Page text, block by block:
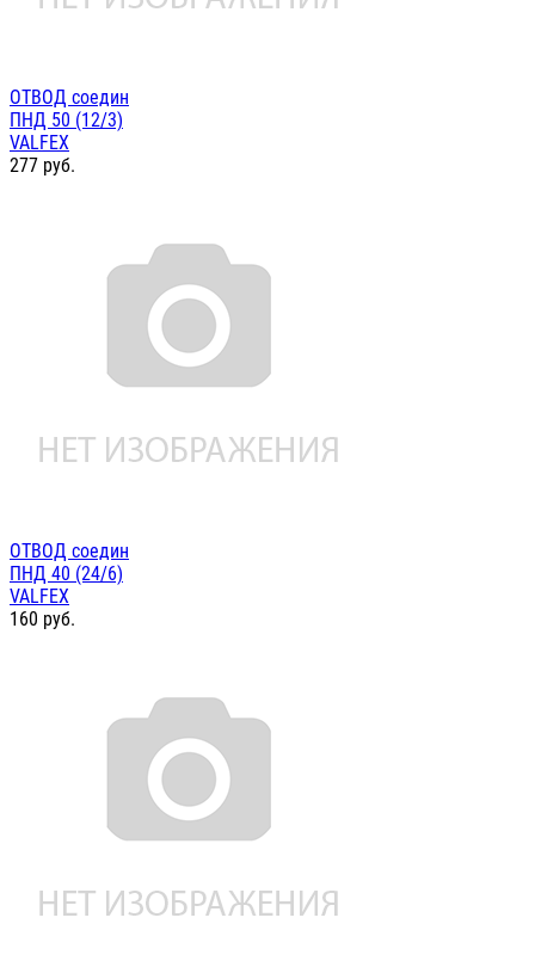
ОТВОД соедин
ПНД 50 (12/3)
VALFEX
277 руб.
ОТВОД соедин
ПНД 40 (24/6)
VALFEX
160 руб.